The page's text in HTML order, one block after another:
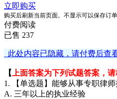
立即购买
购买后刷新当前页面。不显示可以保存订
付费阅读
已售 237
此处内容已隐藏，请付费后查
【 上面答案为下列试题答案，
1. 【单选题】能够从事专职律师
A. 三年以上的执业经验